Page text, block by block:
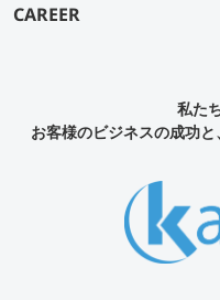
CAREER
私た
お客様のビジネスの成功と